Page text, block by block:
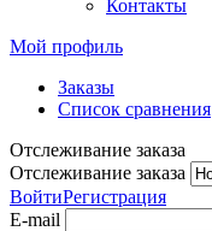
Контакты
Мой профиль
Заказы
Список сравнения
Отслеживание заказа
Отслеживание заказа
ВойтиРегистрация
E-mail